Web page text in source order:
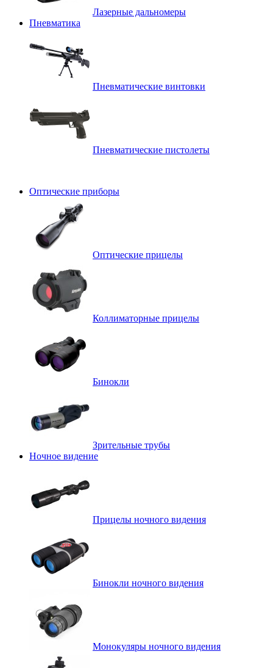
Лазерные дальномеры
Пневматика
Пневматические винтовки
Пневматические пистолеты
Оптические приборы
Оптические прицелы
Коллиматорные прицелы
Бинокли
Зрительные трубы
Ночное видение
Прицелы ночного видения
Бинокли ночного видения
Монокуляры ночного видения